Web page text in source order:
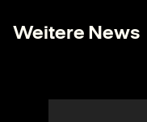
Weitere News